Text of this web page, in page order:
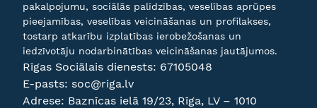
pakalpojumu, sociālās palīdzības, veselības aprūpes
pieejamības, veselības veicināšanas un profilakses,
tostarp atkarību izplatības ierobežošanas un
iedzīvotāju nodarbinātības veicināšanas jautājumos.
Rīgas Sociālais dienests: 67105048
E-pasts: soc@riga.lv
Adrese: Baznīcas ielā 19/23, Rīga, LV – 1010